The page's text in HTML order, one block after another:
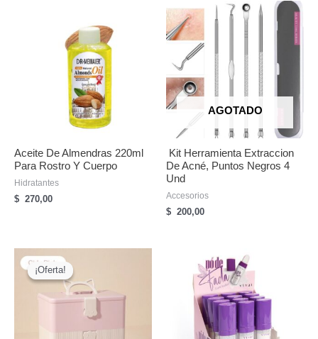
Aceite De Almendras 220ml
Para Rostro Y Cuerpo
Hidratantes
$ 270,00
AGOTADO
Kit Herramienta Extraccion
De Acné, Puntos Negros 4
Und
Accesorios
$ 200,00
¡Oferta!
¡Oferta!